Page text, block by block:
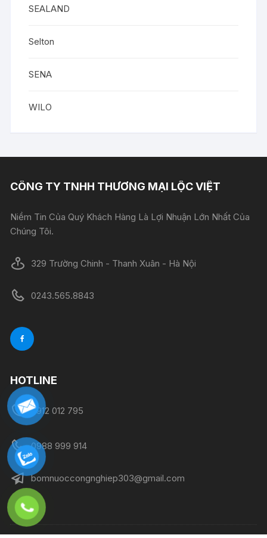
SEALAND
Selton
SENA
WILO
CÔNG TY TNHH THƯƠNG MẠI LỘC VIỆT
Niềm Tin Của Quý Khách Hàng Là Lợi Nhuận Lớn Nhất Của
Chúng Tôi.
329 Trường Chinh - Thanh Xuân - Hà Nội
0243.565.8843
HOTLINE
0912 012 795
0988 999 914
bomnuoccongnghiep303@gmail.com